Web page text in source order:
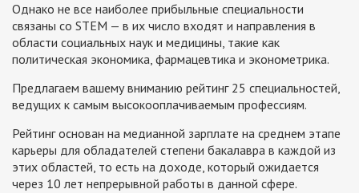
Однако не все наиболее прибыльные специальности
связаны со STEM — в их число входят и направления в
области социальных наук и медицины, такие как
политическая экономика, фармацевтика и эконометрика.
Предлагаем вашему вниманию рейтинг 25 специальностей,
ведущих к самым высокооплачиваемым профессиям.
Рейтинг основан на медианной зарплате на среднем этапе
карьеры для обладателей степени бакалавра в каждой из
этих областей, то есть на доходе, который ожидается
через 10 лет непрерывной работы в данной сфере.